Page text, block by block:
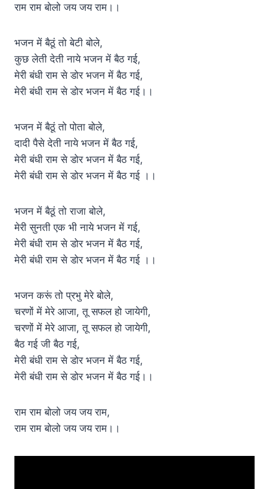
राम राम बोलो जय जय राम।।
भजन में बैठूं तो बेटी बोले,
कुछ लेती देती नाये भजन में बैठ गई,
मेरी बंधी राम से डोर भजन में बैठ गई,
मेरी बंधी राम से डोर भजन में बैठ गई।।
भजन में बैठूं तो पोता बोले,
दादी पैसे देती नाये भजन में बैठ गई,
मेरी बंधी राम से डोर भजन में बैठ गई,
मेरी बंधी राम से डोर भजन में बैठ गई ।।
भजन में बैठूं तो राजा बोले,
मेरी सुनती एक भी नाये भजन में गई,
मेरी बंधी राम से डोर भजन में बैठ गई,
मेरी बंधी राम से डोर भजन में बैठ गई ।।
भजन करूं तो प्रभु मेरे बोले,
चरणों में मेरे आजा, तू सफल हो जायेगी,
चरणों में मेरे आजा, तू सफल हो जायेगी,
बैठ गई जी बैठ गई,
मेरी बंधी राम से डोर भजन में बैठ गई,
मेरी बंधी राम से डोर भजन में बैठ गई।।
राम राम बोलो जय जय राम,
राम राम बोलो जय जय राम।।